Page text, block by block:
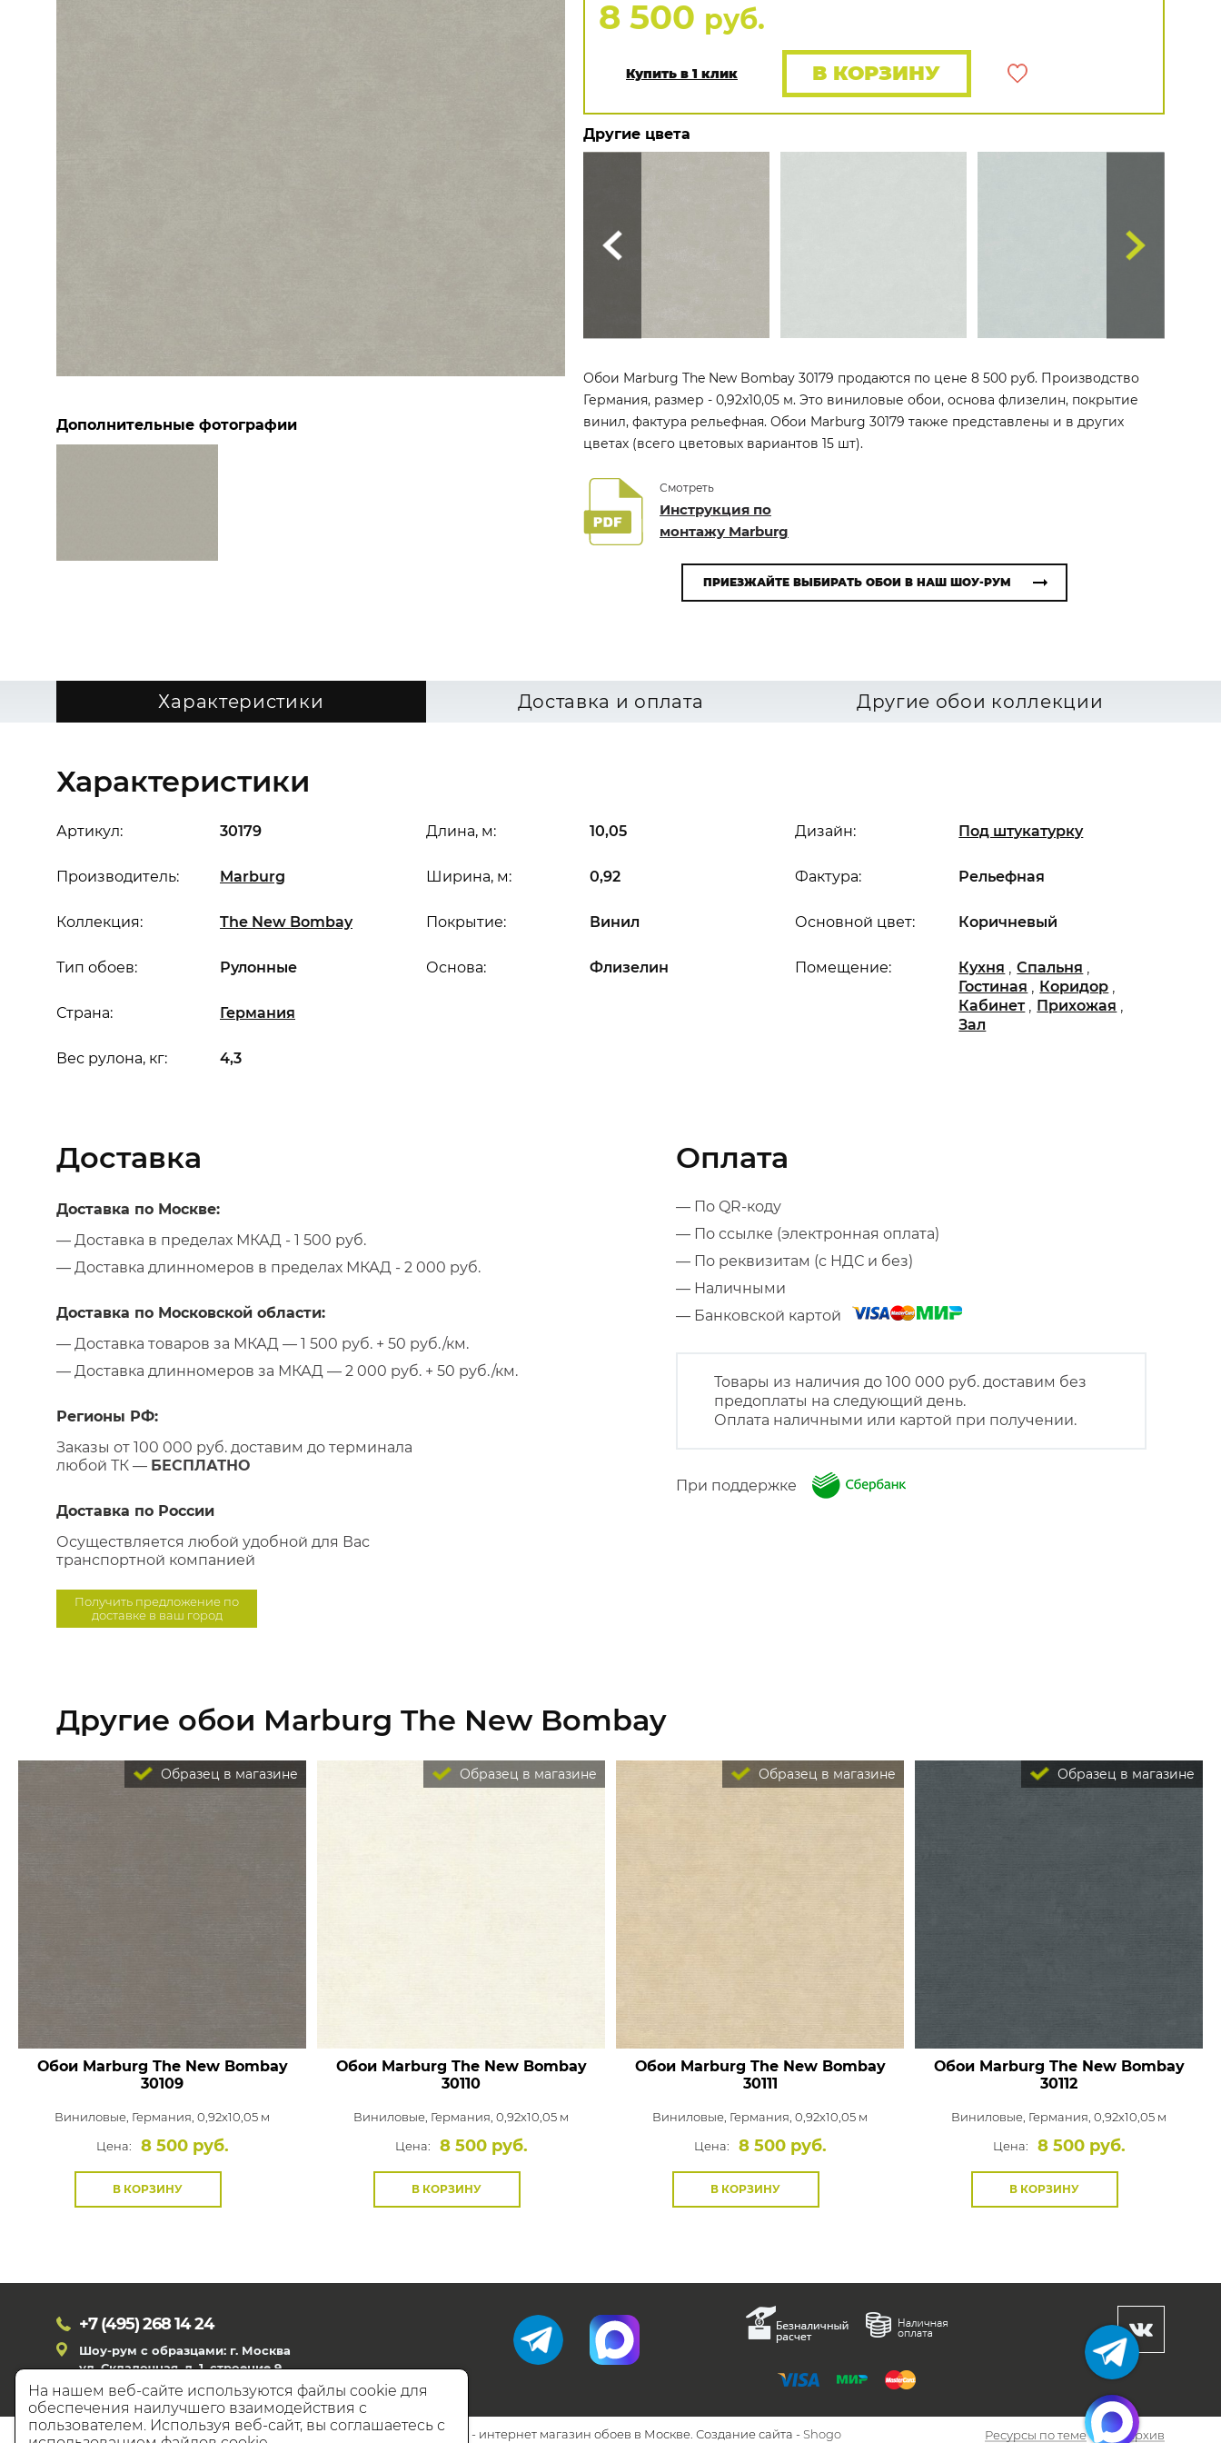
ПОКАЗАТЬ ВСЕ ОБОИ
Дополнительные фотографии
8 500 руб.
Купить в 1 клик В КОРЗИНУ
Другие цвета
Обои Marburg The New Bombay 30179 продаются по цене 8 500 руб. Производство
Германия, размер - 0,92x10,05 м. Это виниловые обои, основа флизелин, покрытие
винил, фактура рельефная. Обои Marburg 30179 также представлены и в других
цветах (всего цветовых вариантов 15 шт).
Смотреть
Инструкция по
монтажу Marburg
ПРИЕЗЖАЙТЕ ВЫБИРАТЬ ОБОИ В НАШ ШОУ-РУМ
Характеристики Доставка и оплата Другие обои коллекции
Характеристики
Артикул: 30179
Производитель: Marburg
Коллекция: The New Bombay
Длина, м: 10,05
Ширина, м: 0,92
Вес рулона, кг: 4,3
Основной цвет: Коричневый
Дизайн: Под штукатурку
Основа: Флизелин
Покрытие: Винил
Помещение: Кухня ,Спальня ,
Гостиная , Коридор ,
Кабинет , Прихожая ,
Зал
Страна: Германия
Тип обоев: Рулонные
Фактура: Рельефная
Доставка
Доставка по Москве:
— Доставка в пределах МКАД - 1 500 руб.
— Доставка длинномеров в пределах МКАД - 2 000 руб.
Доставка по Московской области:
— Доставка товаров за МКАД — 1 500 руб. + 50 руб./км.
— Доставка длинномеров за МКАД — 2 000 руб. + 50 руб./км.
Регионы РФ:
Заказы от 100 000 руб. доставим до терминала
любой ТК — БЕСПЛАТНО
Доставка по России
Осуществляется любой удобной для Вас
транспортной компанией
Получить предложение по
доставке в ваш город
Оплата
— По QR-коду
— По ссылке (электронная оплата)
— По реквизитам (с НДС и без)
— Наличными
— Банковской картой
Товары из наличия до 100 000 руб. доставим без
предоплаты на следующий день.
Оплата наличными или картой при получении.
При поддержке
Другие обои Marburg The New Bombay
Образец в магазине
Обои Marburg The New Bombay
30109
Виниловые, Германия, 0,92x10,05 м
Цена:
8 500 руб.
В КОРЗИНУ
Образец в магазине
Обои Marburg The New Bombay
30110
Виниловые, Германия, 0,92x10,05 м
Цена:
8 500 руб.
В КОРЗИНУ
Образец в магазине
Обои Marburg The New Bombay
30111
Виниловые, Германия, 0,92x10,05 м
Цена:
8 500 руб.
В КОРЗИНУ
Образец в магазине
Обои Marburg The New Bombay
30112
Виниловые, Германия, 0,92x10,05 м
Цена:
8 500 руб.
В КОРЗИНУ
+7 (495)268 14 24
Шоу-рум с образцами: г. Москва
ул. Складочная, д. 1, строение 9
© 2026 Walls.ru - интернет магазин обоев в Москве. Создание сайта - Shogo Ресурсы по теме Архив
На нашем веб-сайте используются файлы cookie для
обеспечения наилучшего взаимодействия с
пользователем. Используя веб-сайт, вы соглашаетесь с